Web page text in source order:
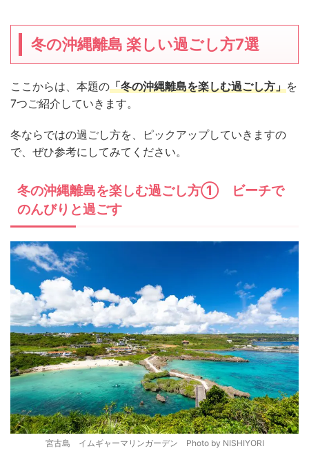
冬の沖縄離島 楽しい過ごし方7選
ここからは、本題の「冬の沖縄離島を楽しむ過ごし方」を
7つご紹介していきます。
冬ならではの過ごし方を、ピックアップしていきますの
で、ぜひ参考にしてみてください。
冬の沖縄離島を楽しむ過ごし方① ビーチで
のんびりと過ごす
宮古島 イムギャーマリンガーデン Photo by NISHIYORI